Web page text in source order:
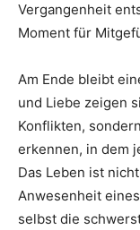
Vergangenheit
Moment für
Am Ende bleibt
und Liebe zeigen
Konflikten,
erkennen, in dem
Das Leben ist
Anwesenheit
selbst die